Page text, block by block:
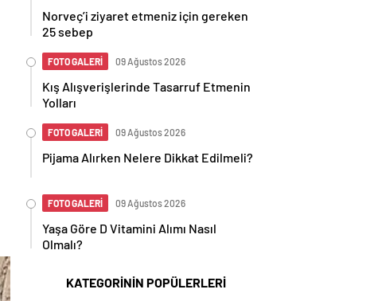
Norveç’i ziyaret etmeniz için gereken
25 sebep
FOTO GALERİ 09 Ağustos 2026
Kış Alışverişlerinde Tasarruf Etmenin
Yolları
FOTO GALERİ 09 Ağustos 2026
Pijama Alırken Nelere Dikkat Edilmeli?
FOTO GALERİ 09 Ağustos 2026
Yaşa Göre D Vitamini Alımı Nasıl
Olmalı?
KATEGORİNİN POPÜLERLERİ